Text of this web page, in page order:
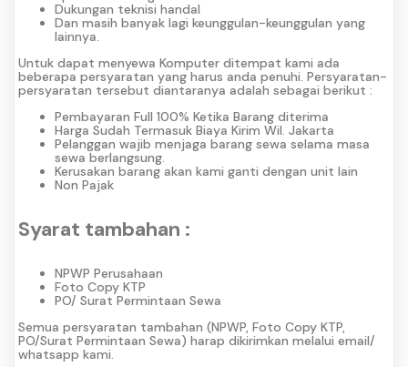
Dukungan teknisi handal
Dan masih banyak lagi keunggulan-keunggulan yang
lainnya.
Untuk dapat menyewa Komputer ditempat kami ada
beberapa persyaratan yang harus anda penuhi. Persyaratan-
persyaratan tersebut diantaranya adalah sebagai berikut :
Pembayaran Full 100% Ketika Barang diterima
Harga Sudah Termasuk Biaya Kirim Wil. Jakarta
Pelanggan wajib menjaga barang sewa selama masa
sewa berlangsung.
Kerusakan barang akan kami ganti dengan unit lain
Non Pajak
Syarat tambahan :
NPWP Perusahaan
Foto Copy KTP
PO/ Surat Permintaan Sewa
Semua persyaratan tambahan (NPWP, Foto Copy KTP,
PO/Surat Permintaan Sewa) harap dikirimkan melalui email/
whatsapp kami.